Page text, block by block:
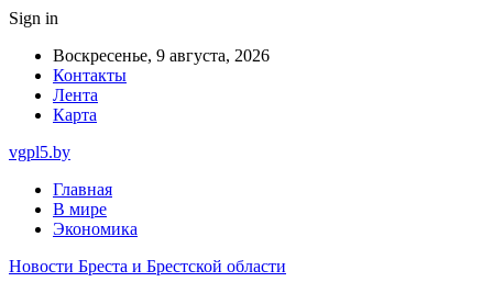
Sign in
Воскресенье, 9 августа, 2026
Контакты
Лента
Карта
vgpl5.by
Главная
В мире
Экономика
Новости Бреста и Брестской области